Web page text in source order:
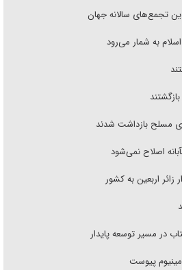
تجمع‌های سالانه جهان
به شمار می‌رود
اصلاح نمی‌شود
در مسیر توسعه پایدار
پیوست